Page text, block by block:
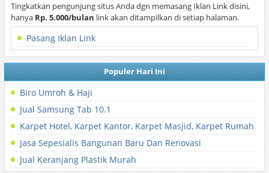
Tingkatkan pengunjung situs Anda dgn memasang Iklan Link disini,
hanya Rp. 5.000/bulan link akan ditampilkan di setiap halaman.
Pasang Iklan Link
Populer Hari Ini
Biro Umroh & Haji
Jual Samsung Tab 10.1
Karpet Hotel, Karpet Kantor, Karpet Masjid, Karpet Rumah
Jasa Sepesialis Bangunan Baru Dan Renovasi
Jual Keranjang Plastik Murah